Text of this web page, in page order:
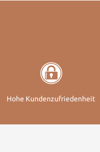
Hohe Kundenzufriedenheit